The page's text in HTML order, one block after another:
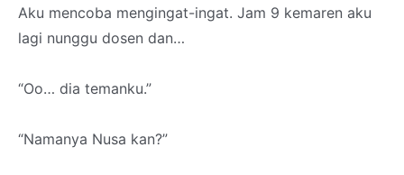
Aku mencoba mengingat-ingat. Jam 9 kemaren aku
lagi nunggu dosen dan…
“Oo… dia temanku.”
“Namanya Nusa kan?”